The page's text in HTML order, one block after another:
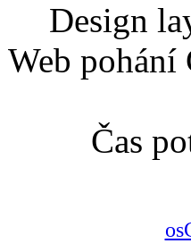
Design
Web
Čas